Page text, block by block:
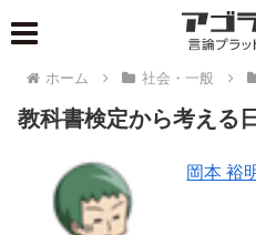
ホーム 社会・一般
教科書検定から考える
岡本 裕